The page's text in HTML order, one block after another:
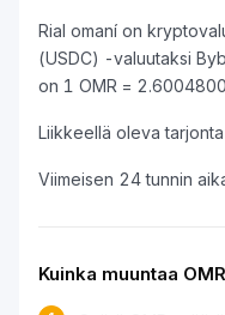
Rial omaní on
(USDC) -valuutaksi
on 1 OMR =
Liikkeellä oleva
Viimeisen 24 tunnin
Kuinka muuntaa